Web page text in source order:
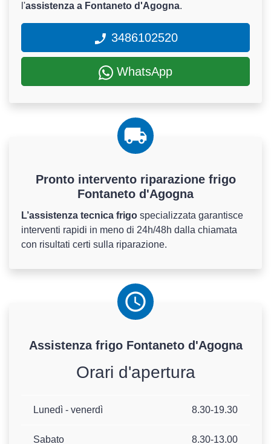
l'assistenza a Fontaneto d'Agogna.
3486102520
WhatsApp
Pronto intervento riparazione frigo
Fontaneto d'Agogna
L’assistenza tecnica frigo specializzata garantisce
interventi rapidi in meno di 24h/48h dalla chiamata
con risultati certi sulla riparazione.
Assistenza frigoFontaneto d'Agogna
Orari d'apertura
Lunedì - venerdì 8.30-19.30
Sabato 8.30-13.00